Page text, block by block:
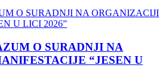
O SURADNJI NA
“JESEN U